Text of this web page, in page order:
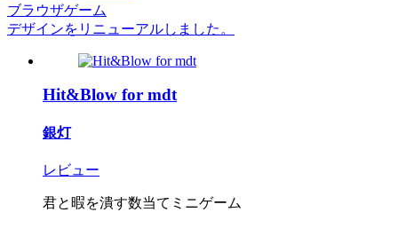
ブラウザゲーム
デザインをリニューアルしました。
Hit&Blow for mdt
銀灯
レビュー
君と暇を潰す数当てミニゲーム